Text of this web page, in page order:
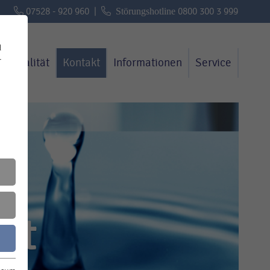
07528 - 920 960 | Störungshotline 0800 300 3 999
Kontakt Informationen Service